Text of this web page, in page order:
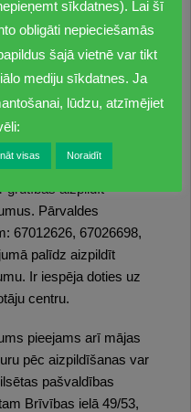
Sistēmu
aktu prasībām un
reģistrācijas
noteikumu izpildi, arī
apsekošanas
to tehnisko stāvokli.
palīdz un
grūtības aizpildīt
Pārvaldes
67012626, 67026698,
palīdz aizpildīt
Ir iespēja doties uz
centru.
pieejams arī mājas
pēc aizpildīšanas var
pašvaldības
Brīvības ielā 49/53,
sīkdatnes). Lai šī
obligāti nepieciešamās
šajā vietnē var tikt
mediju sīkdatnes. Ja
lūdzu, atzīmējiet
visas Noraidīt